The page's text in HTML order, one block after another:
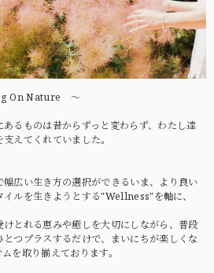
On Nature 〜
あるものは昔からずっと変わらず、わたし達
えてくれていました。
幅広い生き方の選択ができるいま、より良い
イルを生きようとする"Wellness"を軸に、
けとれる恵みや癒しを大切にしながら、普段
とつプラスするだけで、まいにちが楽しくな
を取り揃えております。